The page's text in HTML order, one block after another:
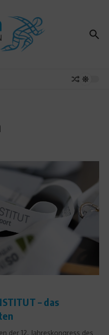
– das
der 12. Jahreskongress des